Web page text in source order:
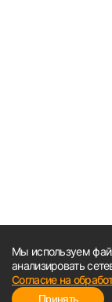
Мы используем
анализировать
Согласие на
Принять